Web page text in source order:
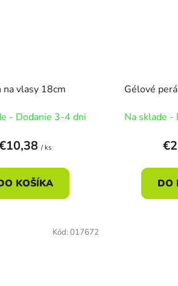
na vlasy 18cm
- Dodanie 3-4 dni
/ ks
KOŠÍKA
Gélové
Na sklade -
DO
Kód: 017672